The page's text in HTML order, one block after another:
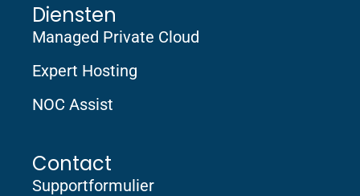
Diensten
Managed Private Cloud
Expert Hosting
NOC Assist
Contact
Supportformulier